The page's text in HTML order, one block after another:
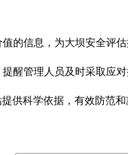
的信息，为大坝安全评估
醒管理人员及时采取应对
供科学依据，有效防范和